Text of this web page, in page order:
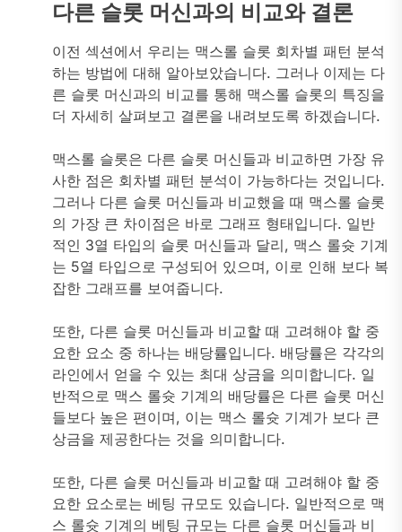
다른 슬롯 머신과의 비교와 결론
이전 섹션에서 우리는 맥스롤 슬롯 회차별 패턴 분석
하는 방법에 대해 알아보았습니다. 그러나 이제는 다
른 슬롯 머신과의 비교를 통해 맥스롤 슬롯의 특징을
더 자세히 살펴보고 결론을 내려보도록 하겠습니다.
맥스롤 슬롯은 다른 슬롯 머신들과 비교하면 가장 유
사한 점은 회차별 패턴 분석이 가능하다는 것입니다.
그러나 다른 슬롯 머신들과 비교했을 때 맥스롤 슬롯
의 가장 큰 차이점은 바로 그래프 형태입니다. 일반
적인 3열 타입의 슬롯 머신들과 달리, 맥스 롤슛 기계
는 5열 타입으로 구성되어 있으며, 이로 인해 보다 복
잡한 그래프를 보여줍니다.
또한, 다른 슬롯 머신들과 비교할 때 고려해야 할 중
요한 요소 중 하나는 배당률입니다. 배당률은 각각의
라인에서 얻을 수 있는 최대 상금을 의미합니다. 일
반적으로 맥스 롤슛 기계의 배당률은 다른 슬롯 머신
들보다 높은 편이며, 이는 맥스 롤슛 기계가 보다 큰
상금을 제공한다는 것을 의미합니다.
또한, 다른 슬롯 머신들과 비교할 때 고려해야 할 중
요한 요소로는 베팅 규모도 있습니다. 일반적으로 맥
스 롤슛 기계의 베팅 규모는 다른 슬롯 머신들과 비